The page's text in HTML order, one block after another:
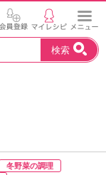
検索
冬野菜の調理